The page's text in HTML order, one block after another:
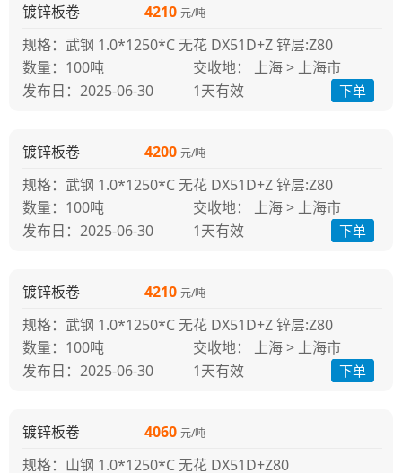
镀锌板卷 4210 元/吨
发布日：2025-06-30
规格：武钢 1.0*1250*C 无花 DX51D+Z 锌层:Z80
下单
100吨
交收地： 上海 > 上海市
1天有效
镀锌板卷 4200 元/吨
发布日：2025-06-30
规格：武钢 1.0*1250*C 无花 DX51D+Z 锌层:Z80
下单
100吨
交收地： 上海 > 上海市
1天有效
镀锌板卷 4210 元/吨
发布日：2025-06-30
规格：武钢 1.0*1250*C 无花 DX51D+Z 锌层:Z80
下单
100吨
交收地： 上海 > 上海市
1天有效
镀锌板卷 4060 元/吨
规格：山钢 1.0*1250*C 无花 DX51D+Z80